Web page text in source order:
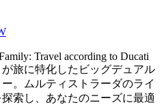
Travel according to Ducati
が旅に特化したビッグデュアル
。ムルティストラーダのライ
索し、あなたのニーズに最適